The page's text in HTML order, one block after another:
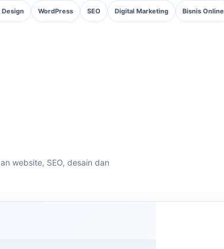
Design WordPress SEO Digital Marketing Bisnis Online
website, SEO, desain dan